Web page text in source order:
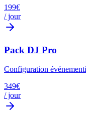
199€
/ jour
Pack DJ Pro
Configuration
349€
/ jour